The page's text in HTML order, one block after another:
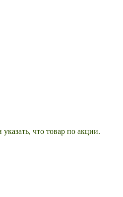
что товар по акции.